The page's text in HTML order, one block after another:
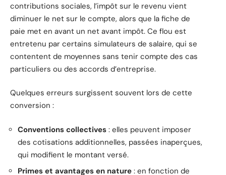
contributions sociales, l’impôt sur le revenu vient
diminuer le net sur le compte, alors que la fiche de
paie met en avant un net avant impôt. Ce flou est
entretenu par certains simulateurs de salaire, qui se
contentent de moyennes sans tenir compte des cas
particuliers ou des accords d’entreprise.
Quelques erreurs surgissent souvent lors de cette
conversion :
Conventions collectives : elles peuvent imposer
des cotisations additionnelles, passées inaperçues,
qui modifient le montant versé.
Primes et avantages en nature : en fonction de